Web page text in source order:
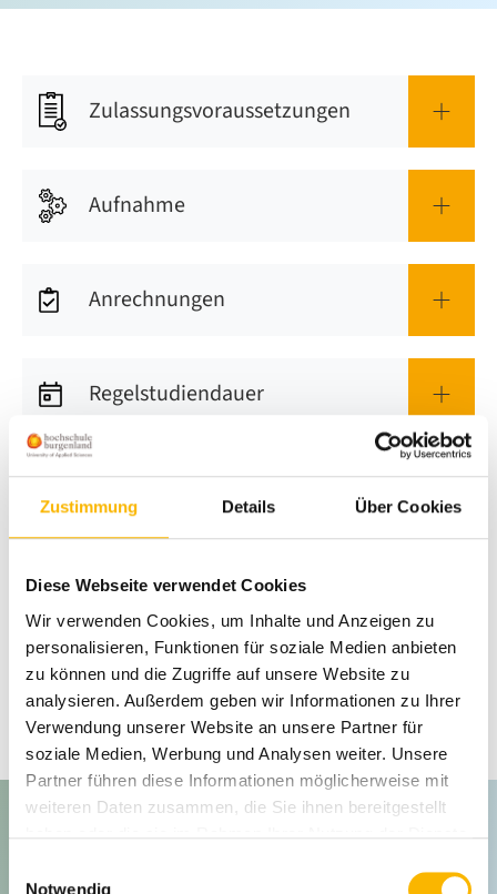
Zustimmung Details Über Cookies
Diese Webseite verwendet Cookies
Wir verwenden Cookies, um Inhalte und Anzeigen zu
personalisieren, Funktionen für soziale Medien anbieten
zu können und die Zugriffe auf unsere Website zu
analysieren. Außerdem geben wir Informationen zu Ihrer
Verwendung unserer Website an unsere Partner für
soziale Medien, Werbung und Analysen weiter. Unsere
Partner führen diese Informationen möglicherweise mit
weiteren Daten zusammen, die Sie ihnen bereitgestellt
Notwendig
Zulassungsvoraussetzungen
Aufnahme
Anrechnungen
Regelstudiendauer
Curriculum
Online Campus
verliehen von der